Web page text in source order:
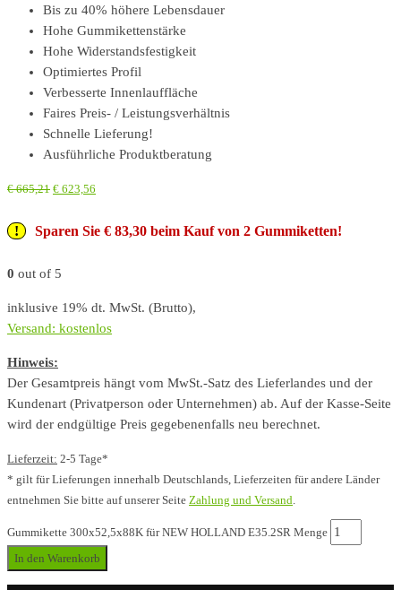
Bis zu 40% höhere Lebensdauer
Hohe Gummikettenstärke
Hohe Widerstandsfestigkeit
Optimiertes Profil
Verbesserte Innenlauffläche
Faires Preis- / Leistungsverhältnis
Schnelle Lieferung!
Ausführliche Produktberatung
€665,21 € 623,56
Sparen Sie € 83,30 beim Kauf von 2 Gummiketten!
0 out of 5
inklusive 19% dt. MwSt. (Brutto),
Versand: kostenlos
Hinweis:
Der Gesamtpreis hängt vom MwSt.-Satz des Lieferlandes und der
Kundenart (Privatperson oder Unternehmen) ab. Auf der Kasse-Seite
wird der endgültige Preis gegebenenfalls neu berechnet.
Lieferzeit: 2-5 Tage*
* gilt für Lieferungen innerhalb Deutschlands, Lieferzeiten für andere Länder
entnehmen Sie bitte auf unserer Seite Zahlung und Versand
Gummikette 300x52,5x88K für NEW HOLLAND E35.2SR Menge
In den Warenkorb